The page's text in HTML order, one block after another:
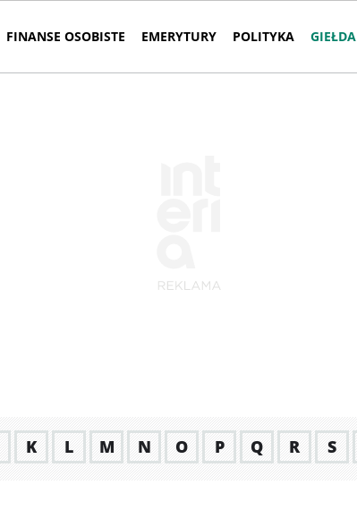
FINANSE OSOBISTE EMERYTURY POLITYKA GIEŁDA
K L M N O P Q R S